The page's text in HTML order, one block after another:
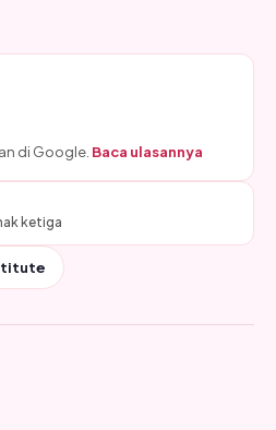
di Google. Baca ulasannya
ketiga